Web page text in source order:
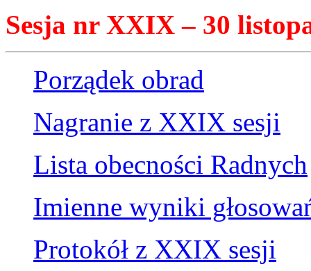
Sesja nr XXIX – 30
Porządek obrad
Nagranie z XXIX sesji
Lista obecności Radnych
Imienne wyniki
Protokół z XXIX sesji